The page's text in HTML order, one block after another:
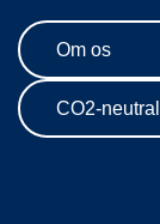
Om os
CO2-